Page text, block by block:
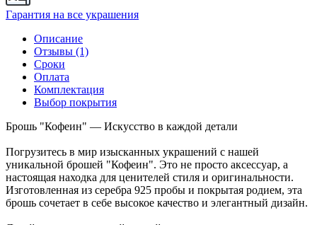
Гарантия на все украшения
Описание
Отзывы (1)
Сроки
Оплата
Комплектация
Выбор покрытия
Брошь "Кофеин" — Искусство в каждой детали
Погрузитесь в мир изысканных украшений с нашей
уникальной брошей "Кофеин". Это не просто аксессуар, а
настоящая находка для ценителей стиля и оригинальности.
Изготовленная из серебра 925 пробы и покрытая родием, эта
брошь сочетает в себе высокое качество и элегантный дизайн.